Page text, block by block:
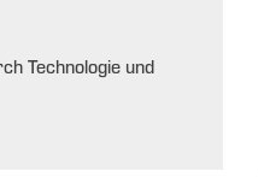
Technologie und